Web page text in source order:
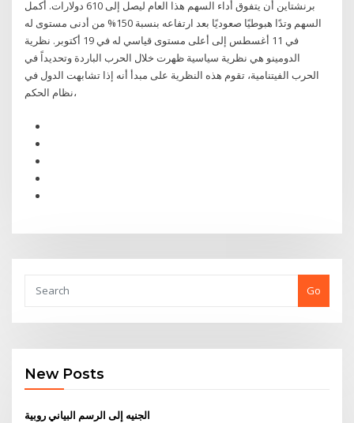
برنشتاين أن يتفوق أداء السهم هذا العام ليصل إلى 610 دولارات. أكمل
السهم وتدًا هبوطيًا صعوديًا بعد ارتفاعه بنسبة 150% من أدنى مستوى له
في 11 أغسطس إلى أعلى مستوى قياسي له في 19 أكتوبر. نظرية
الدومينو هي نظرية سياسية ظهرت خلال الحرب الباردة وتحديداً في
الحرب الفيتنامية، تقوم هذه النظرية على مبدأ أنه إذا تشابهت الدول في
نظام الحكم،
Go
New Posts
الجنيه إلى الرسم البياني روبية